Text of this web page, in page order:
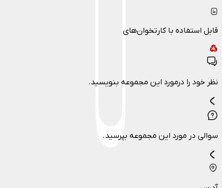
قابل استفاده با کارتخوان‌های
نظر خود را درمورد این مجموعه بنویسید.
سوالی در مورد این مجموعه بپرسید.